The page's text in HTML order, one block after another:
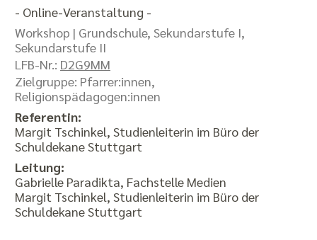
- Online-Veranstaltung -
Workshop | Grundschule, Sekundarstufe I,
Sekundarstufe II
LFB-Nr.: D2G9MM
Zielgruppe: Pfarrer:innen,
Religionspädagogen:innen
Referentin:
Margit Tschinkel, Studienleiterin im Büro der
Schuldekane Stuttgart
Leitung:
Gabrielle Paradikta, Fachstelle Medien
Margit Tschinkel, Studienleiterin im Büro der
Schuldekane Stuttgart